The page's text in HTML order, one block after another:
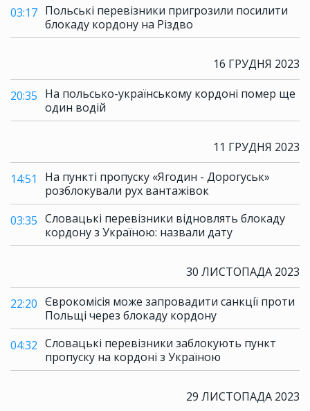
03:17 Польські перевізники пригрозили посилити
блокаду кордону на Різдво
16 ГРУДНЯ 2023
20:35 На польсько-українському кордоні помер ще
один водій
11 ГРУДНЯ 2023
14:51
На пункті пропуску «Ягодин - Дорогуськ»
розблокували рух вантажівок
03:35 Словацькі перевізники відновлять блокаду
кордону з Україною: назвали дату
30 ЛИСТОПАДА 2023
22:20 Єврокомісія може запровадити санкції проти
Польщі через блокаду кордону
04:32 Словацькі перевізники заблокують пункт
пропуску на кордоні з Україною
29 ЛИСТОПАДА 2023